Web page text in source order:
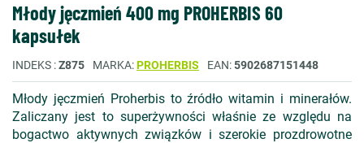
Młody jęczmień 400 mg PROHERBIS 60
kapsułek
INDEKS Z875 MARKA PROHERBIS EAN 5902687151448
Młody jęczmień Proherbis to źródło witamin i minerałów.
Zaliczany jest to superżywności właśnie ze względu na
bogactwo aktywnych związków i szerokie prozdrowotne